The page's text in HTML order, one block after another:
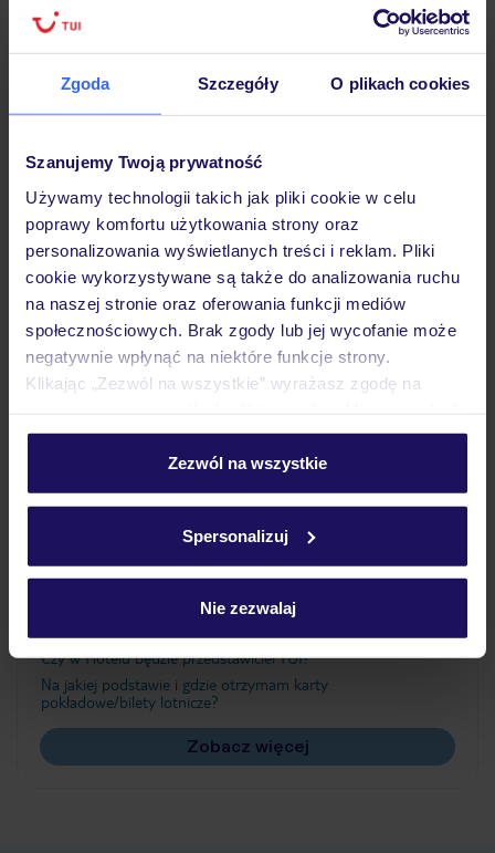
Zgoda Szczegóły O plikach cookies
Szanujemy Twoją prywatność
Używamy technologii takich jak pliki cookie w celu
poprawy komfortu użytkowania strony oraz
personalizowania wyświetlanych treści i reklam. Pliki
cookie wykorzystywane są także do analizowania ruchu
na naszej stronie oraz oferowania funkcji mediów
społecznościowych. Brak zgody lub jej wycofanie może
negatywnie wpłynąć na niektóre funkcje strony.
Klikając „Zezwól na wszystkie” wyrażasz zgodę na
personalizować swój wybór wchodząc w zakładkę
Szczegółowe informacje o plikach cookie znajdziesz
Zezwól na wszystkie
Spersonalizuj
Nie zezwalaj
Hotel
Opinie
Pokoje
Wyżywienie
Ważne informacje
Czy w Hotelu będzie przedstawiciel TUI?
Na jakiej podstawie i gdzie otrzymam karty
pokładowe/bilety lotnicze?
Zobacz więcej